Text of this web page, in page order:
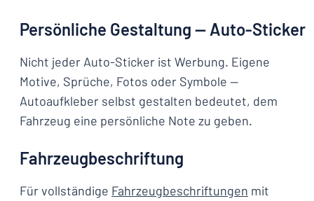
Persönliche Gestaltung — Auto-Sticker
Nicht jeder Auto-Sticker ist Werbung. Eigene
Motive, Sprüche, Fotos oder Symbole —
Autoaufkleber selbst gestalten bedeutet, dem
Fahrzeug eine persönliche Note zu geben.
Fahrzeugbeschriftung
Für vollständige Fahrzeugbeschriftungen mit